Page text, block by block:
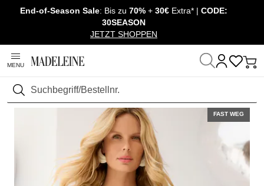
Überspringe Navigation, direkt zum Content
End-of-Season Sale: Bis zu 70% + 30€ Extra* | CODE:
30SEASON
JETZT SHOPPEN
MENU
Suchen
Startseite Mode Jacken & Mäntel
FAST WEG